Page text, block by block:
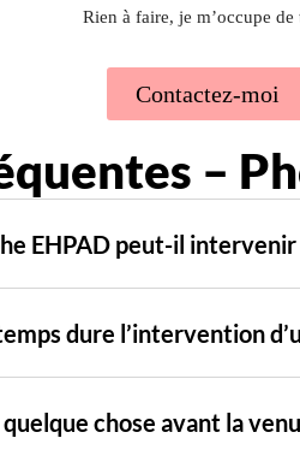
Rien à faire, je m’occupe de
Contactez-moi
–
EHPAD peut-il intervenir
dure l’intervention
chose avant la